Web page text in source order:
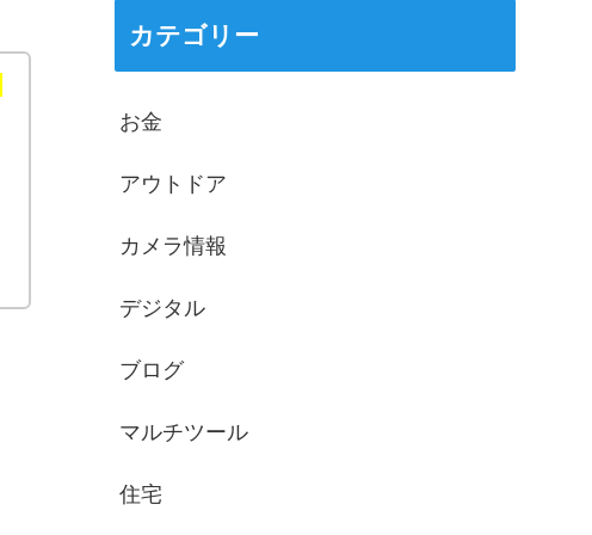
カテゴリー
お金
アウトドア
カメラ情報
デジタル
ブログ
マルチツール
住宅